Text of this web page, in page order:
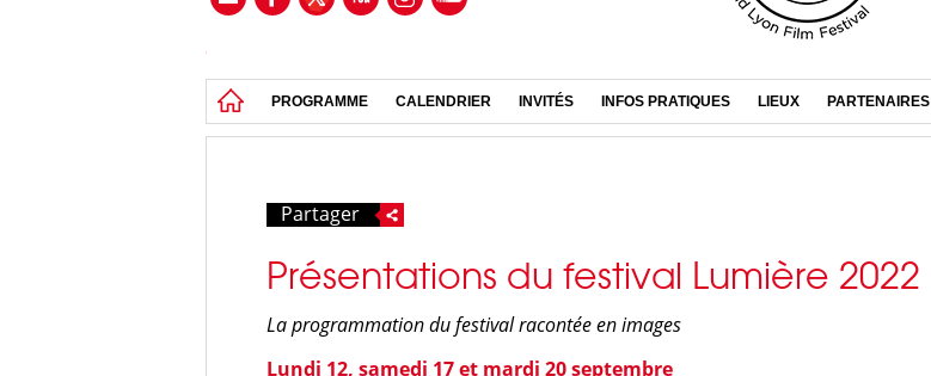
PROGRAMME CALENDRIER INVITÉS INFOS PRATIQUES LIEUX PARTENAIRES
Partager
Présentations du festival Lumière 2022
La programmation du festival racontée en images
Lundi 12, samedi 17 et mardi 20 septembre